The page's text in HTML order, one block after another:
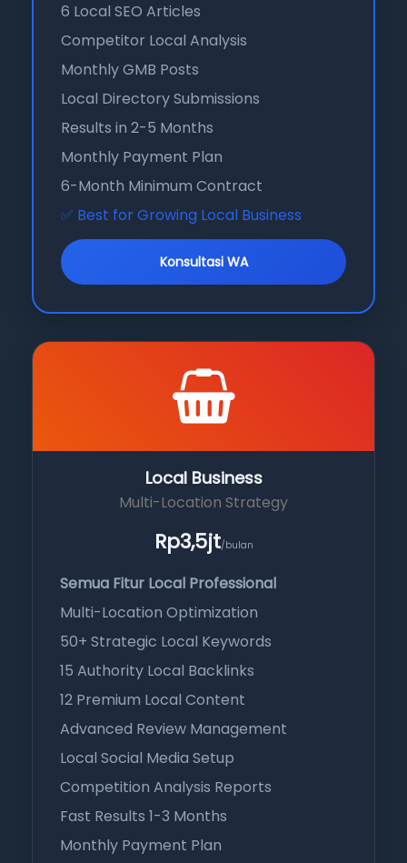
6 Local SEO Articles
Competitor Local Analysis
Monthly GMB Posts
Local Directory Submissions
Results in 2-5 Months
Monthly Payment Plan
6-Month Minimum Contract
✅ Best for Growing Local Business
Konsultasi WA
Local Business
Multi-Location Strategy
Rp3,5jt/bulan
Semua Fitur Local Professional
Multi-Location Optimization
50+ Strategic Local Keywords
15 Authority Local Backlinks
12 Premium Local Content
Advanced Review Management
Local Social Media Setup
Competition Analysis Reports
Fast Results 1-3 Months
Monthly Payment Plan